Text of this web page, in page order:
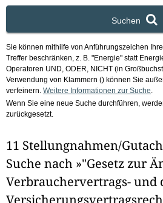
Suchen
Sie können mithilfe von Anführungszeichen
Treffer beschränken, z. B. "Energie" statt
Operatoren UND, ODER, NICHT (in
Verwendung von Klammern () können Sie
verfeinern. Weitere Informationen zur Suche
Wenn Sie eine neue Suche durchführen,
zurückgesetzt.
11 Stellungnahmen/
Suche nach »"Gesetz zur
Verbrauchervertrags- und